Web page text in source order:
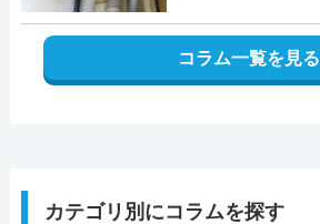
コラム一覧を見る
カテゴリ別にコラムを探す